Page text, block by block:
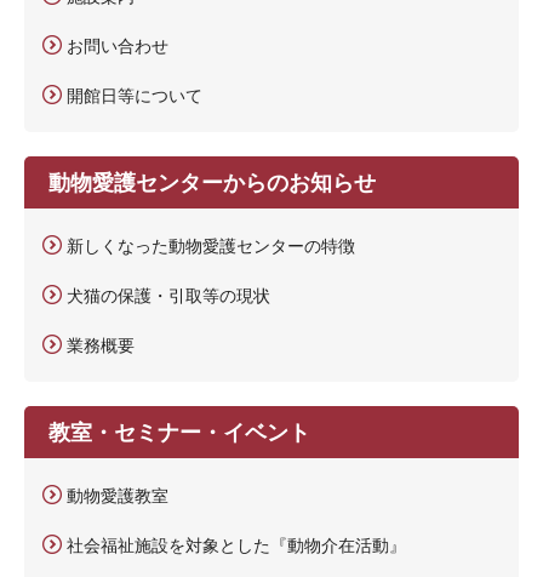
お問い合わせ
開館日等について
動物愛護センターからのお知らせ
新しくなった動物愛護センターの特徴
犬猫の保護・引取等の現状
業務概要
教室・セミナー・イベント
動物愛護教室
社会福祉施設を対象とした『動物介在活動』